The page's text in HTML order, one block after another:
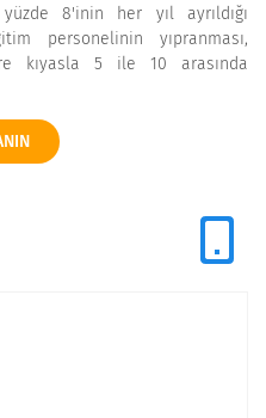
8'inin her yıl ayrıldığı
personelinin yıpranması,
kıyasla 5 ile 10 arasında